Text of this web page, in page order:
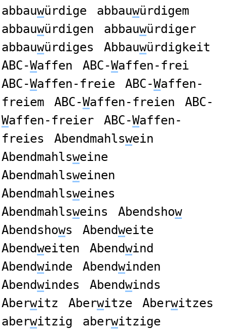
abbauwürdige abbauwürdigem
abbauwürdigen abbauwürdiger
abbauwürdiges Abbauwürdigkeit
ABC-Waffen ABC-Waffen-frei
ABC-Waffen-freie ABC-Waffen-
freiem
ABC-Waffen-freien
ABC-
Waffen-freier ABC-Waffen-
freies
Abendmahlswein
Abendmahlsweine
Abendmahlsweinen
Abendmahlsweines
Abendmahlsweins Abendshow
Abendshows Abendweite
Abendweiten Abendwind
Abendwinde Abendwinden
Abendwindes Abendwinds
Aberwitz Aberwitze Aberwitzes
aberwitzig aberwitzige